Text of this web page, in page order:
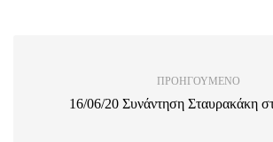
ΠΡΟΗΓΟΎΜΕΝΟ
16/06/20 Συνάντηση Σταυρακάκη